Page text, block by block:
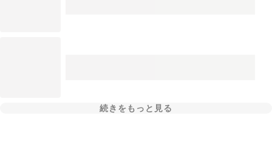
続きをもっと見る